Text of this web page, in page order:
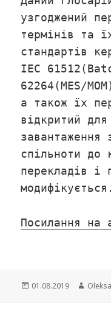
узгоджений
термінів та
стандартів
IEC
62264(MES/
а також їх
відкритий
завантаження
спільноти до
перекладів і
модифікується.
Посилання на
Опубліковано
01.08.2019 Автор